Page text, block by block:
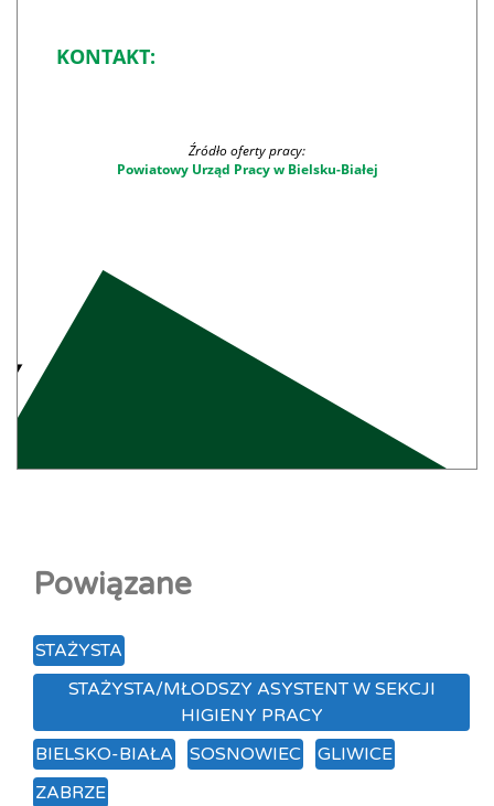
KONTAKT:
Źródło oferty pracy:
Powiatowy Urząd Pracy w Bielsku-Białej
Powiązane
STAŻYSTA
STAŻYSTA/MŁODSZY ASYSTENT W SEKCJI
HIGIENY PRACY
BIELSKO-BIAŁA
SOSNOWIEC
GLIWICE
ZABRZE